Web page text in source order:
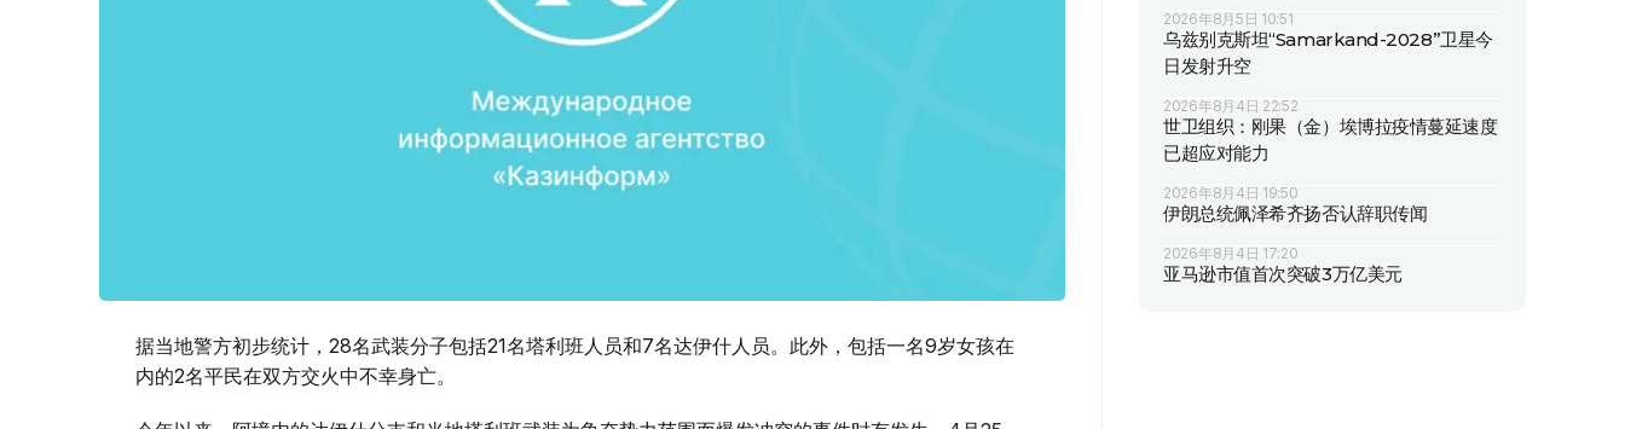
据当地警方初步统计，28名武装分子包括21名塔利班人员和7名达伊什人员。此外，包括一名9岁女孩在
内的2名平民在双方交火中不幸身亡。
2026年8月5日 10:51
乌兹别克斯坦“Samarkand-2028”卫星今
日发射升空
2026年8月4日 22:52
世卫组织：刚果（金）埃博拉疫情蔓延速度
已超应对能力
2026年8月4日 19:50
伊朗总统佩泽希齐扬否认辞职传闻
2026年8月4日 17:20
亚马逊市值首次突破3万亿美元